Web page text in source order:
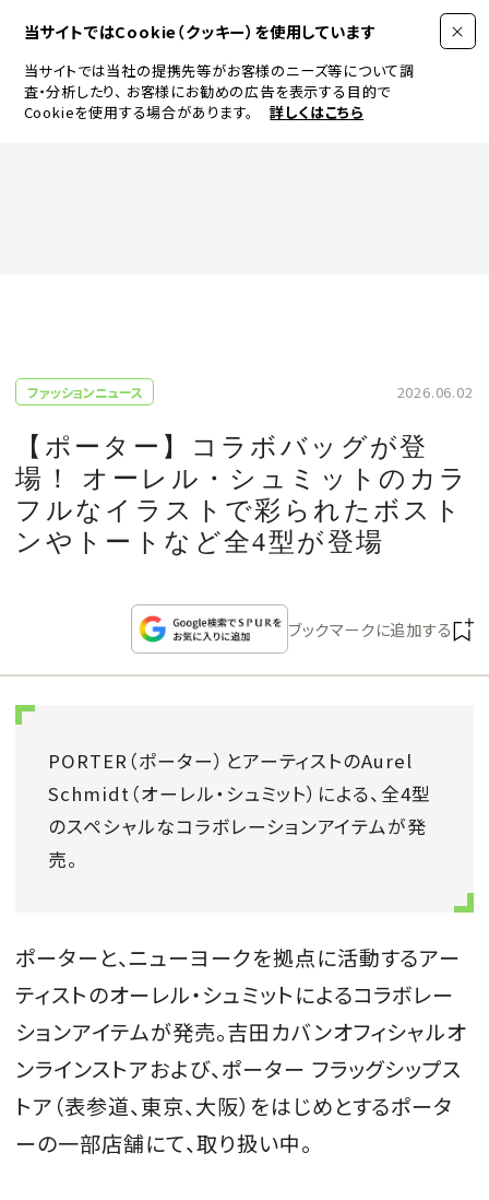
当サイトではCookie（クッキー）を使用しています
当サイトでは当社の提携先等がお客様のニーズ等について調
査・分析したり、 お客様にお勧めの広告を表示する目的で
Cookieを使用する場合があります。
詳しくはこちら
JEWELRY & WATCH
LIFESTYLE
CULTURE
COLLECTION
WEDDING
FORTUNE
SDGs
会員登録
Log in or Sign up
SPUR読者のためのメンバーシッププログラム
「The SPUR Club」。便利な機能と特典を無料で楽し
ファッションニュース 2026.06.02
【ポーター】コラボバッグが登
場！ オーレル・シュミットのカラ
フルなイラストで彩られたボスト
ンやトートなど全4型が登場
ブックマークに追加する
PORTER（ポーター）とアーティストのAurel
Schmidt（オーレル・シュミット）による、全4型
のスペシャルなコラボレーションアイテムが発
売。
ポーターと、ニューヨークを拠点に活動するアー
ティストのオーレル・シュミットによるコラボレー
ションアイテムが発売。吉田カバンオフィシャルオ
ンラインストアおよび、ポーター フラッグシップス
トア（表参道、東京、大阪）をはじめとするポータ
ーの一部店舗にて、取り扱い中。